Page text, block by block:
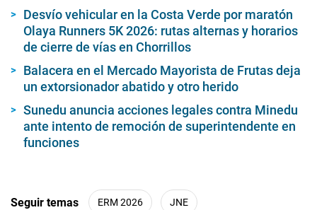
Desvío vehicular en la Costa Verde por maratón
Olaya Runners 5K 2026: rutas alternas y horarios
de cierre de vías en Chorrillos
Balacera en el Mercado Mayorista de Frutas deja
un extorsionador abatido y otro herido
Sunedu anuncia acciones legales contra Minedu
ante intento de remoción de superintendente en
funciones
Seguir temas ERM 2026 JNE